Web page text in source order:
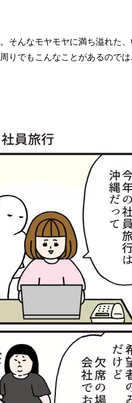
そんなモヤモヤに満ち溢れた
りでもこんなことがあるので